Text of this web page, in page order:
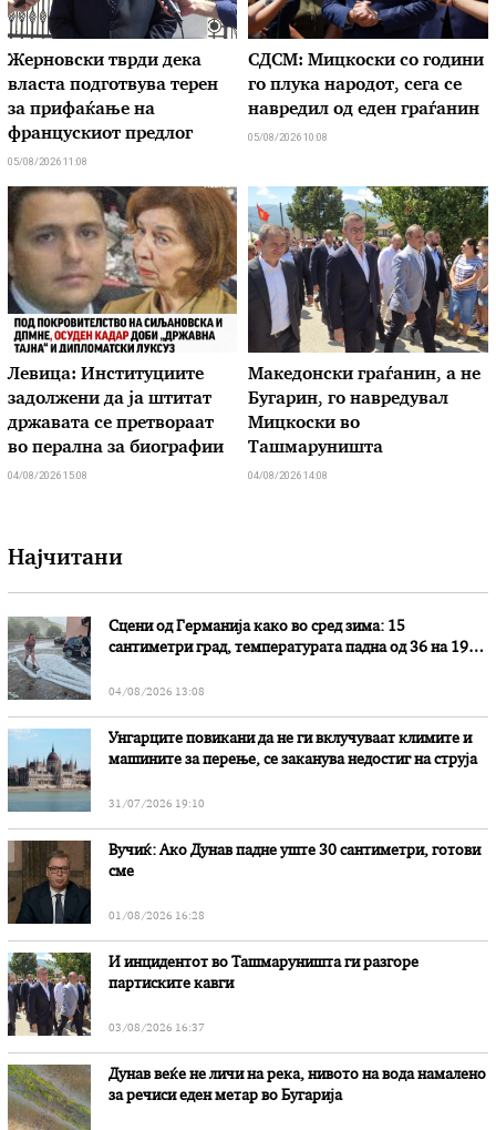
Жерновски тврди дека
власта подготвува терен
за прифаќање на
францускиот предлог
05/08/2026 11:08
СДСМ: Мицкоски со години
го плука народот, сега се
навредил од еден граѓанин
05/08/2026 10:08
Левица: Институциите
задолжени да ја штитат
државата се претвораат
во перална за биографии
04/08/2026 15:08
Македонски граѓанин, а не
Бугарин, го навредувал
Мицкоски во
Ташмаруништа
04/08/2026 14:08
Најчитани
Сцени од Германија како во сред зима: 15
сантиметри град, температурата падна од 36 на 19
04/08/2026 13:08
Унгарците повикани да не ги вклучуваат климите и
машините за перење, се заканува недостиг на струја
31/07/2026 19:10
Вучиќ: Ако Дунав падне уште 30 сантиметри, готови
сме
01/08/2026 16:28
И инцидентот во Ташмаруништa ги разгоре
партиските кавги
03/08/2026 16:37
Дунав веќе не личи на река, нивото на вода намалено
за речиси еден метар во Бугарија